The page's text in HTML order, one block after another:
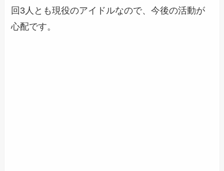
回3人とも現役のアイドルなので、今後の活動が
心配です。